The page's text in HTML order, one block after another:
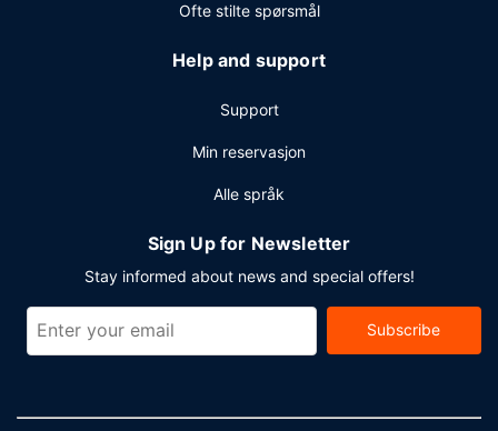
Ofte stilte spørsmål
Help and support
Support
Min reservasjon
Alle språk
Sign Up for Newsletter
Stay informed about news and special offers!
Subscribe